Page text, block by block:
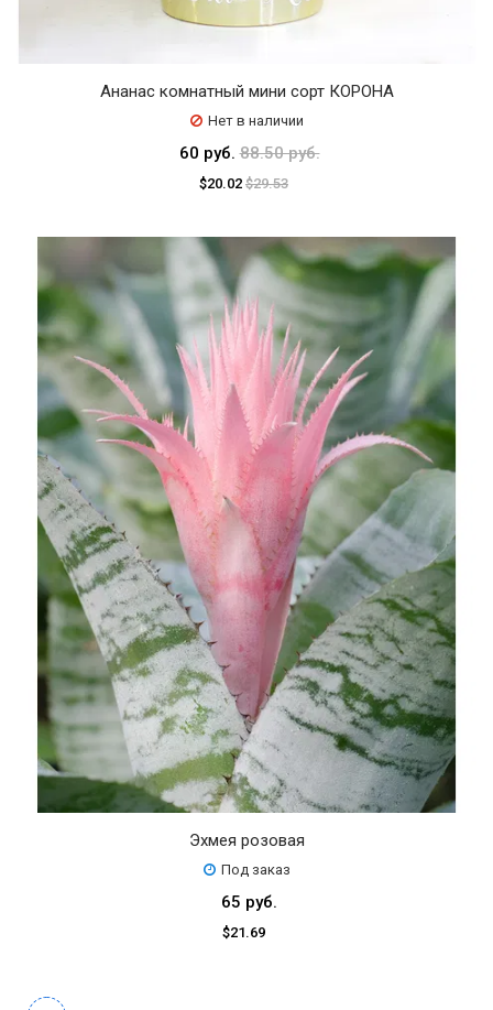
Ананас комнатный мини сорт КОРОНА
Нет в наличии
60 руб.88.50 руб.
$20.02 $29.53
Эхмея розовая
Под заказ
65 руб.
$21.69